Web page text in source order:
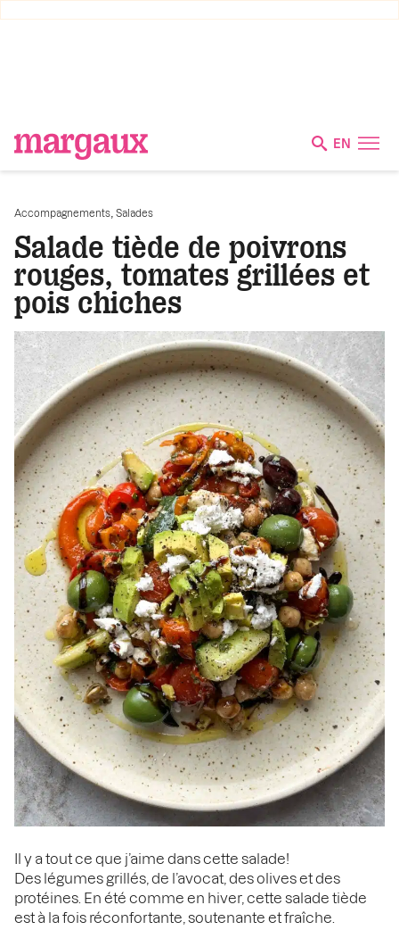
EN
Accompagnements Salades
Salade tiède de poivrons
rouges, tomates grillées et
pois chiches
Il y a tout ce que j’aime dans cette salade!
Des légumes grillés, de l’avocat, des olives et des
protéines. En été comme en hiver, cette salade tiède
est à la fois réconfortante, soutenante et fraîche.